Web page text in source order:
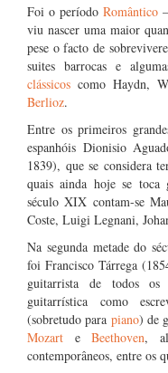
Foi o período Romântico–
viu nascer uma maior
pese o facto de
suites barrocas e
clássicos como Haydn,
Berlioz.
Entre os primeiros
espanhóis Dionisio
1839), que se considera
quais ainda hoje se
século XIX contam-se
Coste, Luigi Legnani,
Na segunda metade do
foi Francisco Tárrega
guitarrista de todos
guitarrística como
(sobretudo para piano) de
Mozart eBeethoven,
contemporâneos, entre os